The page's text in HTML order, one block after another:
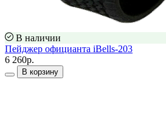
В наличии
Пейджер официанта iBells-203
6 260р.
В корзину